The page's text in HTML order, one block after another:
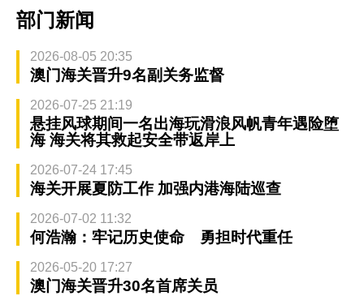
部门新闻
2026-08-05 20:35
澳门海关晋升9名副关务监督
2026-07-25 21:19
悬挂风球期间一名出海玩滑浪风帆青年遇险堕
海 海关将其救起安全带返岸上
2026-07-24 17:45
海关开展夏防工作 加强内港海陆巡查
2026-07-02 11:32
何浩瀚：牢记历史使命 勇担时代重任
2026-05-20 17:27
澳门海关晋升30名首席关员